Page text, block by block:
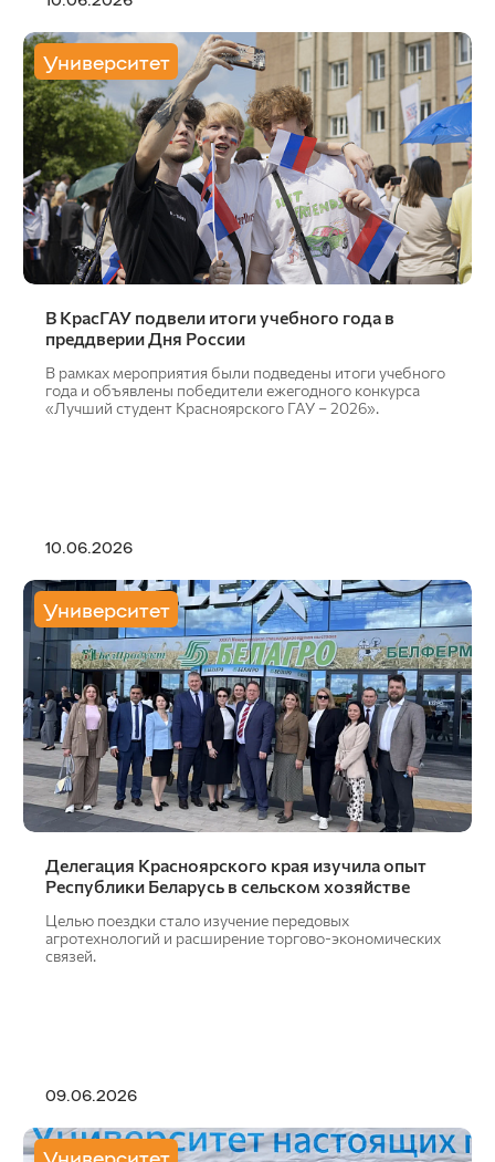
Университет
В КрасГАУ подвели итоги учебного года в
преддверии Дня России
В рамках мероприятия были подведены итоги учебного
года и объявлены победители ежегодного конкурса
«Лучший студент Красноярского ГАУ – 2026».
10.06.2026
Университет
Делегация Красноярского края изучила опыт
Республики Беларусь в сельском хозяйстве
Целью поездки стало изучение передовых
агротехнологий и расширение торгово-экономических
связей.
09.06.2026
Университет